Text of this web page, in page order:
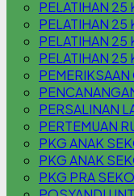
PELATIHAN 25
PELATIHAN 25
PELATIHAN 25
PELATIHAN 25
PERSALINAN
PERTEMUAN
PKG ANAK
PKG ANAK
PKG PRA